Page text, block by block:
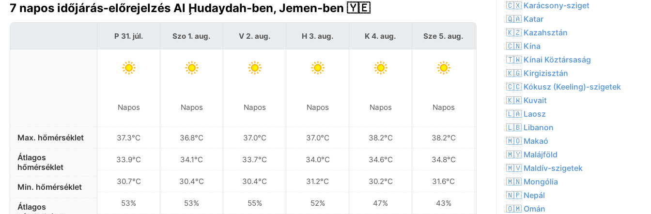
7 napos időjárás-előrejelzés Al Ḩudaydah-ben, Jemen-ben 🇾🇪
Max. hőmérséklet
Átlagos
hőmérséklet
Min. hőmérséklet
Átlagos
P 31. júl.
Napos
37.3°C
33.9°C
30.7°C
53%
Szo 1. aug.
Napos
36.8°C
34.1°C
30.4°C
53%
V 2. aug.
Napos
37.0°C
33.7°C
30.4°C
55%
H 3. aug.
Napos
37.0°C
34.0°C
31.2°C
52%
K 4. aug.
Napos
38.2°C
34.6°C
30.2°C
47%
Sze 5. aug.
Napos
38.2°C
34.8°C
31.6°C
43%
Cs 6. aug.
38.5°C
34.4°C
31.6°C
47%
🇨🇽 Karácsony-sziget
🇶🇦 Katar
🇰🇿 Kazahsztán
🇨🇳 Kína
🇹🇼 Kínai Köztársaság
🇰🇬 Kirgizisztán
🇨🇨 Kókusz (Keeling)-szigetek
🇰🇼 Kuvait
🇱🇦 Laosz
🇱🇧 Libanon
🇲🇴 Makaó
🇲🇾 Malájföld
🇲🇻 Maldív-szigetek
🇲🇳 Mongólia
🇳🇵 Nepál
🇴🇲 Omán